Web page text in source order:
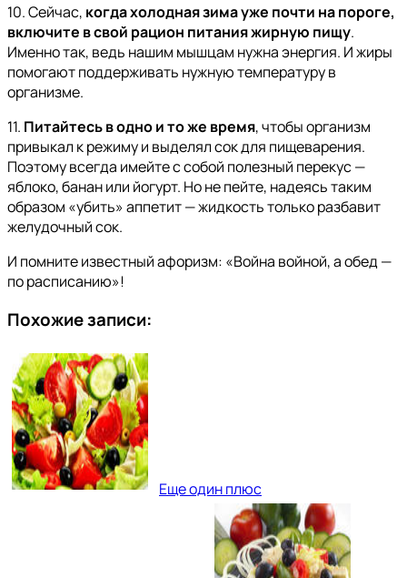
10. Сейчас, когда холодная зима уже почти на пороге,
включите в свой рацион питания жирную пищу.
Именно так, ведь нашим мышцам нужна энергия. И жиры
помогают поддерживать нужную температуру в
организме.
11. Питайтесь в одно и то же время, чтобы организм
привыкал к режиму и выделял сок для пищеварения.
Поэтому всегда имейте с собой полезный перекус —
яблоко, банан или йогурт. Но не пейте, надеясь таким
образом «убить» аппетит — жидкость только разбавит
желудочный сок.
И помните известный афоризм: «Война войной, а обед —
по расписанию»!
Похожие записи:
Еще один плюс